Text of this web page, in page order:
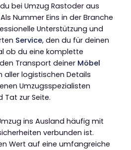
bei Umzug Rastoder aus
Nummer Eins in der Branche
Unterstützung und
Service, den du für deinen
ob du eine komplette
Transport deiner Möbel
logistischen Details
Umzugsspezialisten
Tat zur Seite.
ins Ausland häufig mit
verbunden ist.
Wert auf eine umfangreiche